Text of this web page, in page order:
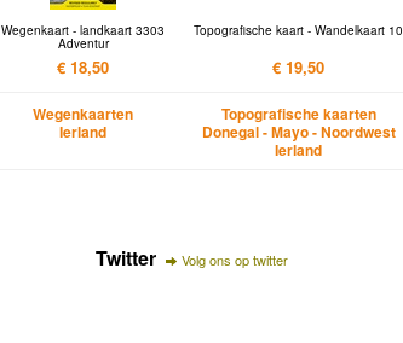
Wegenkaart - landkaart 3303
Adventur
€ 18,50
Wegenkaarten
Ierland
Topografische kaart - Wandelkaart 10
€ 19,50
Topografische kaarten
Donegal - Mayo - Noordwest
Ierland
Twitter Volg ons op twitter